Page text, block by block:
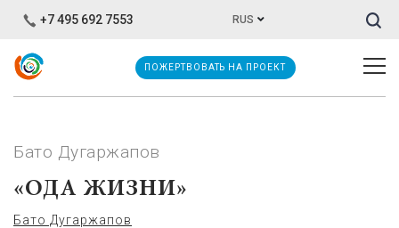
+7 495 692 7553 RUS
ПОЖЕРТВОВАТЬ НА ПРОЕКТ
Бато Дугаржапов
«ОДА ЖИЗНИ»
Бато Дугаржапов